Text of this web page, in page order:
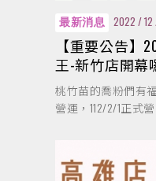
最新消息 2022 / 12
【重要公告】
王-新竹店開幕
桃竹苗的喬粉們有
營運，112/2/1正式